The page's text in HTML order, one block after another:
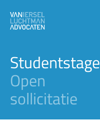
Studentstage
Open
sollicitatie